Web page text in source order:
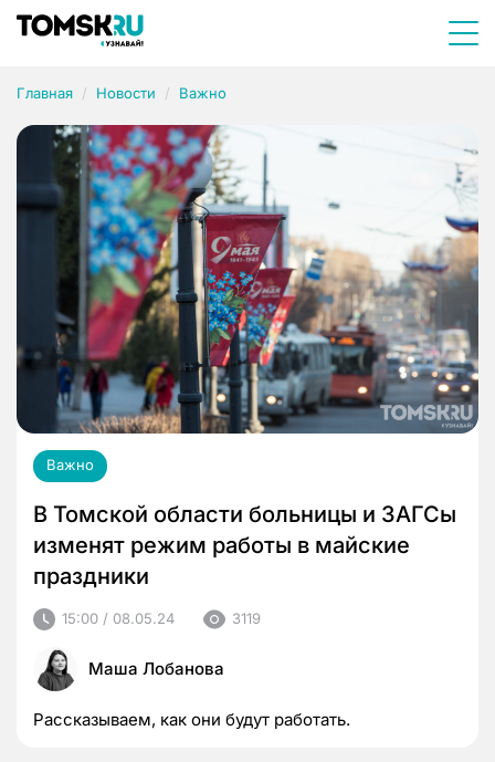
Главная Новости Важно
Важно
В Томской области больницы и ЗАГСы
изменят режим работы в майские
праздники
15:00 / 08.05.24 3119
Маша Лобанова
Рассказываем, как они будут работать.